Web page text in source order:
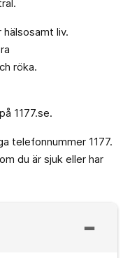
liv.
röka.
1177.se.
telefonnummer 1177.
du är sjuk eller har